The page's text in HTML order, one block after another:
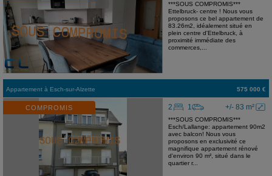
***SOUS COMPROMIS***
Ettelbruck- centre ! Nous vous
proposons ce bel appartement de
83.26m2, idéalement situé en
plein centre d'Ettelbruck, à
proximité immédiate des
commerces,...
Appartement à Esch-sur-Alzette 575 000 €
COMPROMIS +/- 83 m²
2 1
***SOUS COMPROMIS***
Esch/Lallange: appartement 90m2
avec balcon! Nous vous
proposons en exclusivité ce
magnifique appartement rénové
d'environ 90 m², situé dans le
quartier r...